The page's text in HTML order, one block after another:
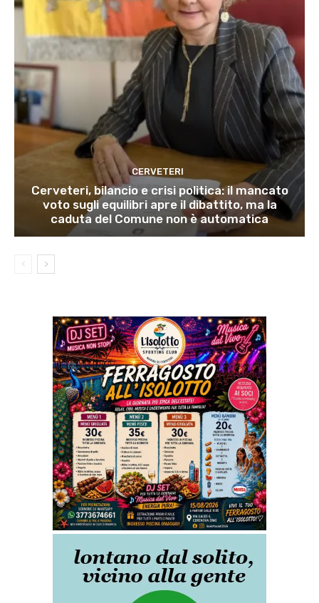
CERVETERI
Cerveteri, bilancio e crisi politica: il mancato
voto sugli equilibri apre il dibattito, ma la
caduta del Comune non è automatica